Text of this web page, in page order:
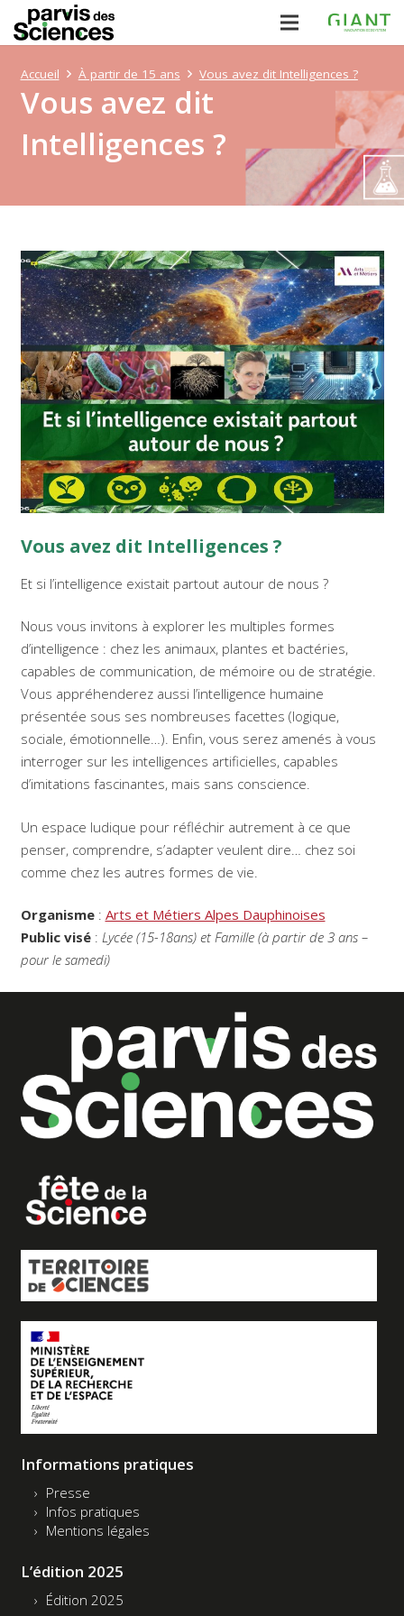
Vous avez dit
Intelligences ?
Accueil À partir de 15 ans Vous avez dit Intelligences ?
Vous avez dit Intelligences ?
Et si l’intelligence existait partout autour de nous ?
Nous vous invitons à explorer les multiples formes
d’intelligence : chez les animaux, plantes et bactéries,
capables de communication, de mémoire ou de stratégie.
Vous appréhenderez aussi l’intelligence humaine
présentée sous ses nombreuses facettes (logique,
sociale, émotionnelle…). Enfin, vous serez amenés à vous
interroger sur les intelligences artificielles, capables
d’imitations fascinantes, mais sans conscience.
Un espace ludique pour réfléchir autrement à ce que
penser, comprendre, s’adapter veulent dire… chez soi
comme chez les autres formes de vie.
Organisme: Arts et Métiers Alpes Dauphinoises
Public visé: Lycée (15-18ans) et Famille (à partir de 3 ans –
pour le samedi)
Informations pratiques
Presse
Infos pratiques
Mentions légales
L’édition 2025
Édition 2025